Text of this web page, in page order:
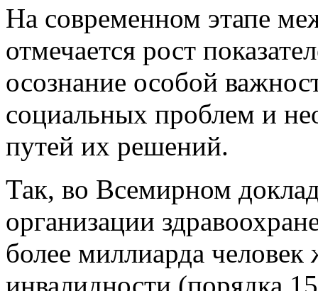
соответствующие
На современном этапе
отмечается рост
осознание особой
социальных проблем и
путей их решений.
Так, во Всемирном
организации